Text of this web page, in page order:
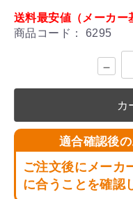
送料最安値（メーカー
商品コード： 6295
－
カ
適合確認後
ご注文後にメーカ
に合うことを確認